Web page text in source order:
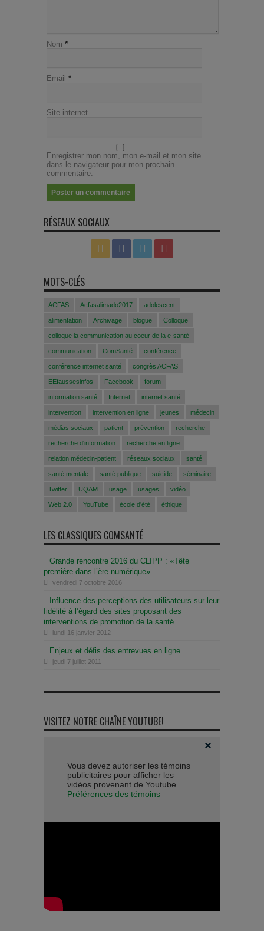
Nom *
Email *
Site internet
Enregistrer mon nom, mon e-mail et mon site
dans le navigateur pour mon prochain
commentaire.
RÉSEAUX SOCIAUX
MOTS-CLÉS
ACFAS Acfasalimado2017 adolescent
alimentation Archivage blogue Colloque
colloque la communication au coeur de la e-santé
communication ComSanté conférence
conférence internet santé congrès ACFAS
EEfaussesinfos Facebook forum
information santé Internet internet santé
intervention intervention en ligne jeunes médecin
médias sociaux patient prévention recherche
recherche d'information recherche en ligne
relation médecin-patient réseaux sociaux santé
santé mentale santé publique suicide séminaire
Twitter UQAM usage usages vidéo
Web 2.0 YouTube école d'été éthique
LES CLASSIQUES COMSANTÉ
Grande rencontre 2016 du CLIPP : «Tête
première dans l’ère numérique»
vendredi 7 octobre 2016
Influence des perceptions des utilisateurs sur leur
fidélité à l’égard des sites proposant des
interventions de promotion de la santé
lundi 16 janvier 2012
Enjeux et défis des entrevues en ligne
jeudi 7 juillet 2011
VISITEZ NOTRE CHAÎNE YOUTUBE!
Vous devez autoriser les témoins
publicitaires pour afficher les
vidéos provenant de Youtube.
Préférences des témoins